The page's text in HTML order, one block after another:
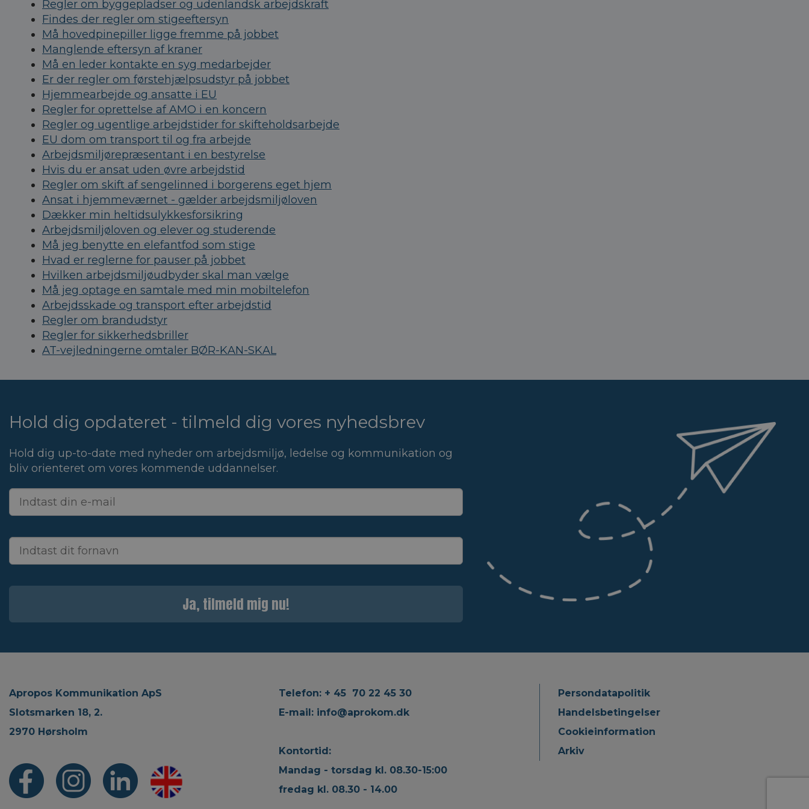
Regler om byggepladser og udenlandsk arbejdskraft
Findes der regler om stigeeftersyn
Må hovedpinepiller ligge fremme på jobbet
Manglende eftersyn af kraner
Må en leder kontakte en syg medarbejder
Er der regler om førstehjælpsudstyr på jobbet
Hjemmearbejde og ansatte i EU
Regler for oprettelse af AMO i en koncern
Regler og ugentlige arbejdstider for skifteholdsarbejde
EU dom om transport til og fra arbejde
Arbejdsmiljørepræsentant i en bestyrelse
Hvis du er ansat uden øvre arbejdstid
Regler om skift af sengelinned i borgerens eget hjem
Ansat i hjemmeværnet - gælder arbejdsmiljøloven
Dækker min heltidsulykkesforsikring
Arbejdsmiljøloven og elever og studerende
Må jeg benytte en elefantfod som stige
Hvad er reglerne for pauser på jobbet
Hvilken arbejdsmiljøudbyder skal man vælge
Må jeg optage en samtale med min mobiltelefon
Arbejdsskade og transport efter arbejdstid
Regler om brandudstyr
Regler for sikkerhedsbriller
AT-vejledningerne omtaler BØR-KAN-SKAL
Hold dig opdateret - tilmeld dig vores nyhedsbrev
Hold dig up-to-date med nyheder om arbejdsmiljø, ledelse og kommunikation og
bliv orienteret om vores kommende uddannelser.
Ja, tilmeld mig nu!
Apropos Kommunikation ApS
Slotsmarken 18, 2.
2970 Hørsholm
Telefon: + 45 70 22 45 30
E-mail: info@aprokom.dk
Kontortid:
Mandag - torsdag kl. 08.30-15:00
fredag kl. 08.30 - 14.00
Persondatapolitik
Handelsbetingelser
Cookieinformation
Arkiv